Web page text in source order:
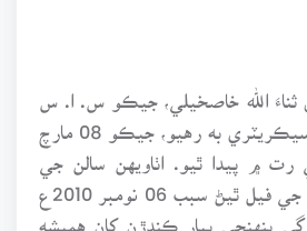
ثناءَ الله خاصخيلي، جيڪو س. ا. س
شاخ جو سڪرنڊ جو سيڪريٽري به رهيو، جيڪو 08 مارچ
جي رت ۾ پيدا ٿيو. اٺاويهن سالن جي
پنهنجي پيار ڪندڙن کان هميشه